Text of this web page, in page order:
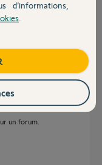
un forum.
d’informations,